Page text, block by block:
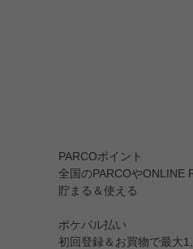
PARCOポイント
全国のPARCOやONLINE
貯まる＆使える
ポケパル払い
初回登録＆お買物で最大